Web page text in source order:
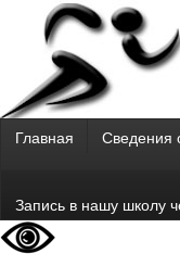
Главная Сведения
Запись в нашу школу